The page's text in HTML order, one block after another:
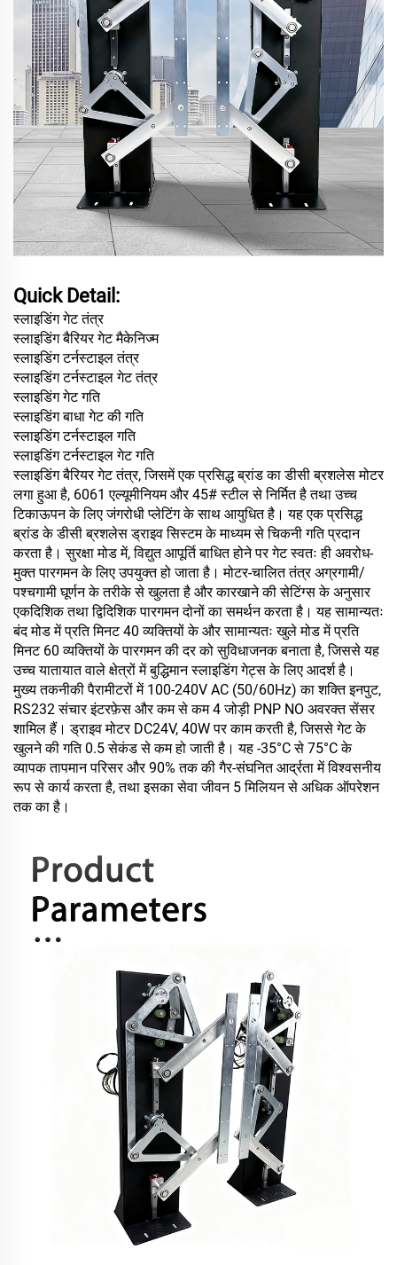
Quick Detail:
स्लाइडिंग गेट तंत्र
स्लाइडिंग बैरियर गेट मैकेनिज्म
स्लाइडिंग टर्नस्टाइल तंत्र
स्लाइडिंग टर्नस्टाइल गेट तंत्र
स्लाइडिंग गेट गति
स्लाइडिंगबाधागेट की गति
स्लाइडिंग टर्नस्टाइल गति
स्लाइडिंग टर्नस्टाइल गेट गति
स्लाइडिंग बैरियर गेट तंत्र, जिसमें एक प्रसिद्ध ब्रांड का डीसी ब्रशलेस मोटर
लगा हुआ है, 6061 एल्यूमीनियम और 45# स्टील से निर्मित है तथा उच्च
टिकाऊपन के लिए जंगरोधी प्लेटिंग के साथ आयुधित है। यह एक प्रसिद्ध
ब्रांड के डीसी ब्रशलेस ड्राइव सिस्टम के माध्यम से चिकनी गति प्रदान
करता है। सुरक्षा मोड में, विद्युत आपूर्ति बाधित होने पर गेट स्वतः ही अवरोध-
मुक्त पारगमन के लिए उपयुक्त हो जाता है। मोटर-चालित तंत्र अग्रगामी/
पश्चगामी घूर्णन के तरीके से खुलता है और कारखाने की सेटिंग्स के अनुसार
एकदिशिक तथा द्विदिशिक पारगमन दोनों का समर्थन करता है। यह सामान्यतः
बंद मोड में प्रति मिनट 40 व्यक्तियों के और सामान्यतः खुले मोड में प्रति
मिनट 60 व्यक्तियों के पारगमन की दर को सुविधाजनक बनाता है, जिससे यह
उच्च यातायात वाले क्षेत्रों में बुद्धिमान स्लाइडिंग गेट्स के लिए आदर्श है।
मुख्य तकनीकी पैरामीटरों में 100-240V AC (50/60Hz) का शक्ति इनपुट,
RS232 संचार इंटरफ़ेस और कम से कम 4 जोड़ी PNP NO अवरक्त सेंसर
शामिल हैं। ड्राइव मोटर DC24V, 40W पर काम करती है, जिससे गेट के
खुलने की गति 0.5 सेकंड से कम हो जाती है। यह -35°C से 75°C के
व्यापक तापमान परिसर और 90% तक की गैर-संघनित आर्द्रता में विश्वसनीय
रूप से कार्य करता है, तथा इसका सेवा जीवन 5 मिलियन से अधिक ऑपरेशन
तक का है।